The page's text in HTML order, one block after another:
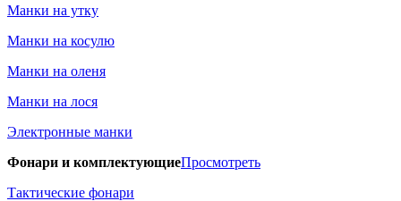
Манки на утку
Манки на косулю
Манки на оленя
Манки на лося
Электронные манки
Фонари и комплектующиеПросмотреть
Тактические фонари